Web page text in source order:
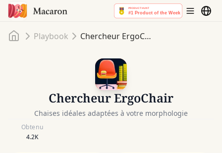
Accueil
Playbook Chercheur ErgoChair
Chercheur ErgoChair
Chaises idéales adaptées à votre morphologie
Obtenu
4.2K